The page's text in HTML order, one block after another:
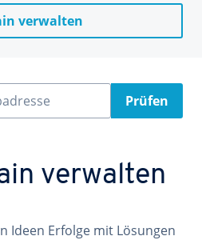
verwalten
Prüfen
verwalten
Ideen Erfolge mit Lösungen